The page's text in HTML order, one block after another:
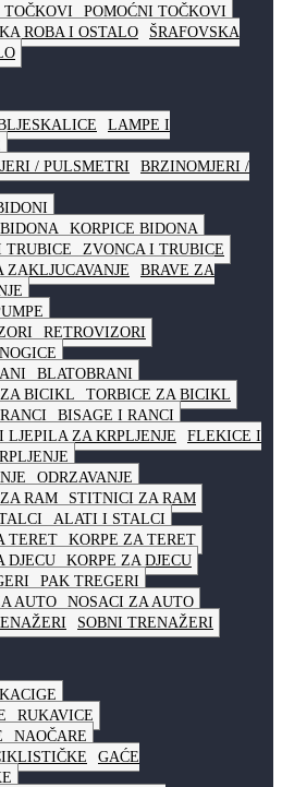
POMOĆNI TOČKOVI
ŠRAFOVSKA
LAMPE I
BRZINOMJERI /
KORPICE BIDONA
ZVONCA I TRUBICE
BRAVE ZA
RETROVIZORI
NOGICE
BLATOBRANI
TORBICE ZA BICIKL
BISAGE I RANCI
FLEKICE I
ODRZAVANJE
STITNICI ZA RAM
ALATI I STALCI
KORPE ZA TERET
KORPE ZA DJECU
PAK TREGERI
NOSACI ZA AUTO
SOBNI TRENAŽERI
KACIGE
RUKAVICE
NAOČARE
GAĆE